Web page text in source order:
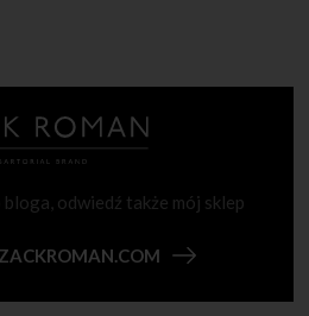
odwiedź także mój sklep